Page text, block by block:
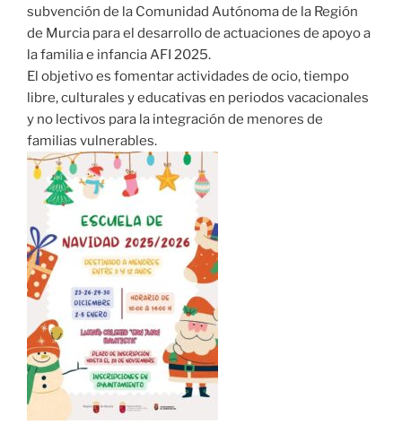
subvención de la Comunidad Autónoma de la Región
de Murcia para el desarrollo de actuaciones de apoyo a
la familia e infancia AFI 2025.
El objetivo es fomentar actividades de ocio, tiempo
libre, culturales y educativas en periodos vacacionales
y no lectivos para la integración de menores de
familias vulnerables.